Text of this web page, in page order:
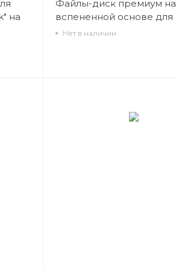
на
Файлы-диск премиум на
вспененной основе для
педикюра
Нет в наличии